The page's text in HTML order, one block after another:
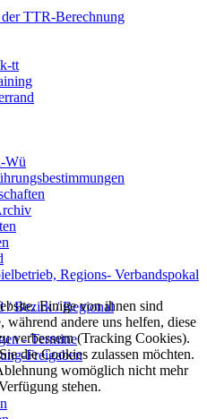
TTR-Berechnung
tt
Wü
Regions- Verbandspokal
/ Bezirk / Regional
- Termine
Freigaben
Einige von ihnen sind
während andere uns helfen, diese
verbessern (Tracking Cookies).
die Cookies zulassen möchten.
womöglich nicht mehr
stehen.